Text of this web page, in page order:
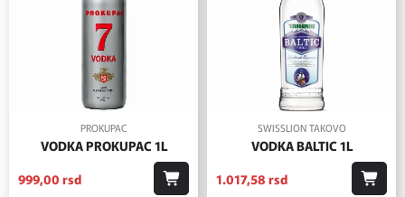
PROKUPAC
VODKA PROKUPAC 1L
999,00 rsd
SWISSLION TAKOVO
VODKA BALTIC 1L
1.017,58 rsd